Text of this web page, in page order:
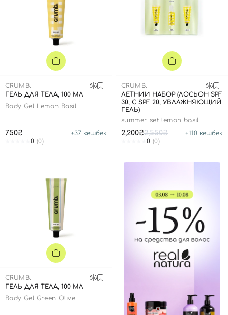
CRUMB.
ГЕЛЬ ДЛЯ ТЕЛА, 100 МЛ
Body Gel Lemon Basil
750₴ +37 кешбек
0 (0)
CRUMB.
ЛЕТНИЙ НАБОР (ЛОСЬОН SPF
30, С SPF 20, УВЛАЖНЯЮЩИЙ
ГЕЛЬ)
summer set lemon basil
2,200₴2,550₴ +110 кешбек
0 (0)
CRUMB.
ГЕЛЬ ДЛЯ ТЕЛА, 100 МЛ
Body Gel Green Olive
Вход Регистрация
Отправляя форму для авторизации/регистрации, вы
принимаете условия
Пользовательские соглашения
Войти с помощью e-mail